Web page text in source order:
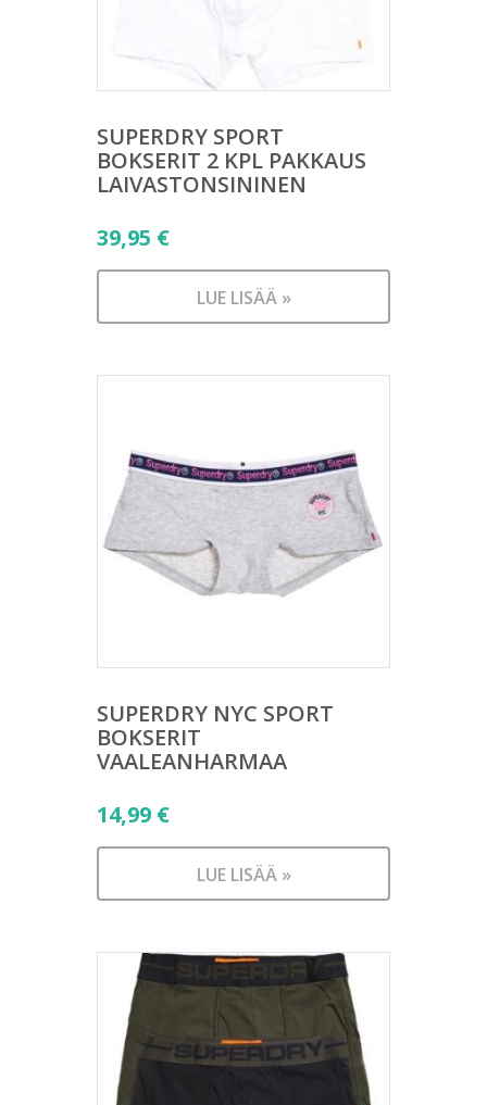
SUPERDRY SPORT
BOKSERIT 2 KPL PAKKAUS
LAIVASTONSININEN
39,95 €
LUE LISÄÄ »
SUPERDRY NYC SPORT
BOKSERIT
VAALEANHARMAA
14,99 €
LUE LISÄÄ »